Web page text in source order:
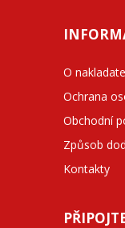
O
Ochrana
Obchodní
Způsob
Kontakty